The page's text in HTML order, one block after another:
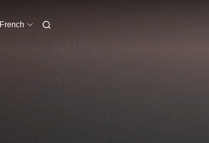
French